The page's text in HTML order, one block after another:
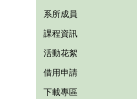
系所成員
課程資訊
活動花絮
借用申請
下載專區